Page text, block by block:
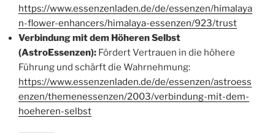
https://www.essenzenladen.de/de/essenzen/himalaya
n-flower-enhancers/himalaya-essenzen/923/trust
Verbindung mit dem Höheren Selbst
(AstroEssenzen): Fördert Vertrauen in die höhere
Führung und schärft die Wahrnehmung:
https://www.essenzenladen.de/de/essenzen/astroess
enzen/themenessenzen/2003/verbindung-mit-dem-
hoeheren-selbst